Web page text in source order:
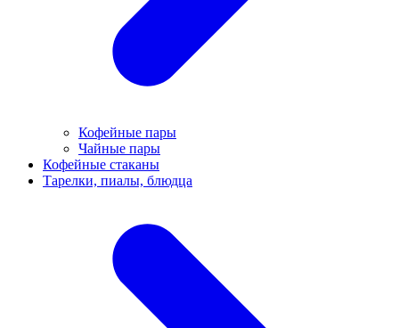
Кофейные пары
Чайные пары
Кофейные стаканы
Тарелки, пиалы, блюдца